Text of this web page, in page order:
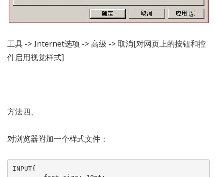
工具 -> Internet选项 -> 高级 -> 取消[对网页上的按钮和控
件启用视觉样式]
方法四、
对浏览器附加一个样式文件：
INPUT{